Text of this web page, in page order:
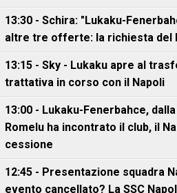
13:30 - Schira: "Lukaku-
altre tre offerte: la richiesta del
13:15 - Sky - Lukaku apre al
trattativa in corso con il Napoli
13:00 - Lukaku-Fenerbahce,
Romelu ha incontrato il club, il
cessione
12:45 - Presentazione squadra
evento cancellato? La SSC